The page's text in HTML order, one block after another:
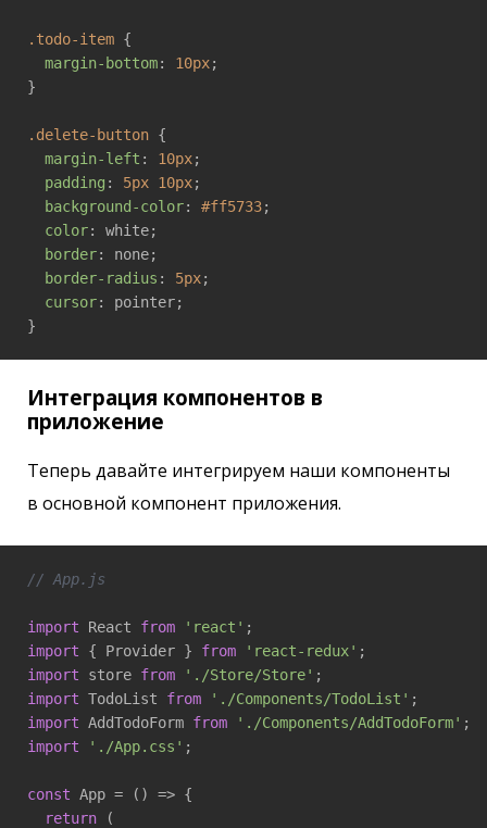
.todo-item {
margin-bottom: 10px;
}
.delete-button {
margin-left : 10px;
padding : 5px 10px;
background-color: #ff5733;
color: white;
border: none;
border-radius : 5px;
cursor: pointer;
}
Интеграция компонентов в
приложение
Теперь давайте интегрируем наши компоненты
в основной компонент приложения.
// App.js
import React from 'react'
import { Provider } from 'react-redux'
import store from './Store/Store'
import TodoList from './Components/TodoList'
import AddTodoForm from './Components/AddTodoForm'
import
'./App.css' ;
const App = () => {
return (